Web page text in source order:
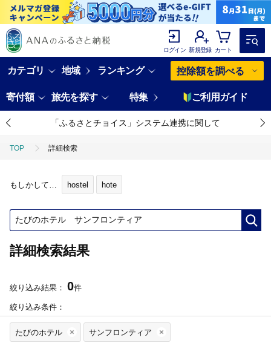
ログイン 新規登録 カート
カテゴリ 地域 ランキング 控除額を調べる
寄付額 旅先を探す 特集 ご利用ガイド
「ふるさとチョイス」システム連携に関して
TOP 詳細検索
もしかして… hostel hote
詳細検索結果
絞り込み結果： 0件
絞り込み条件：
たびのホテル サンフロンティア